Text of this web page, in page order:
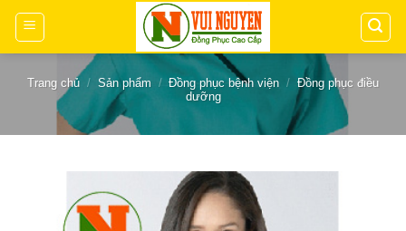
Chuyển
nội
dungTrang chủ / Sản phẩm / Đồng phục bệnh viện / Đồng phục điều
dưỡng